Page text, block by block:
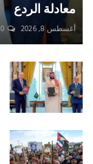
معادلة الردع
أغسطس 8, 2026 0